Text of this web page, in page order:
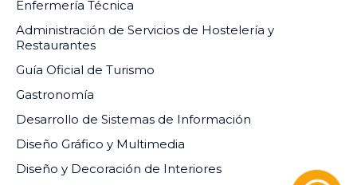
Rosario Angelica
Enfermería Técnica
Administración de Servicios de Hostelería y
Restaurantes
Guía Oficial de Turismo
Gastronomía
Desarrollo de Sistemas de Información
Diseño Gráfico y Multimedia
Diseño y Decoración de Interiores